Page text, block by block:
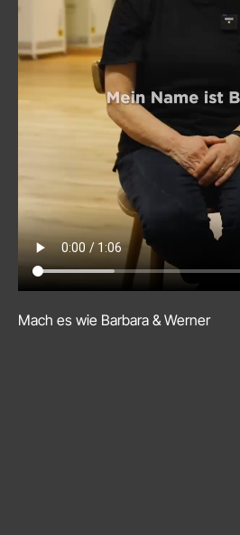
Mach es wie Barbara & Werner